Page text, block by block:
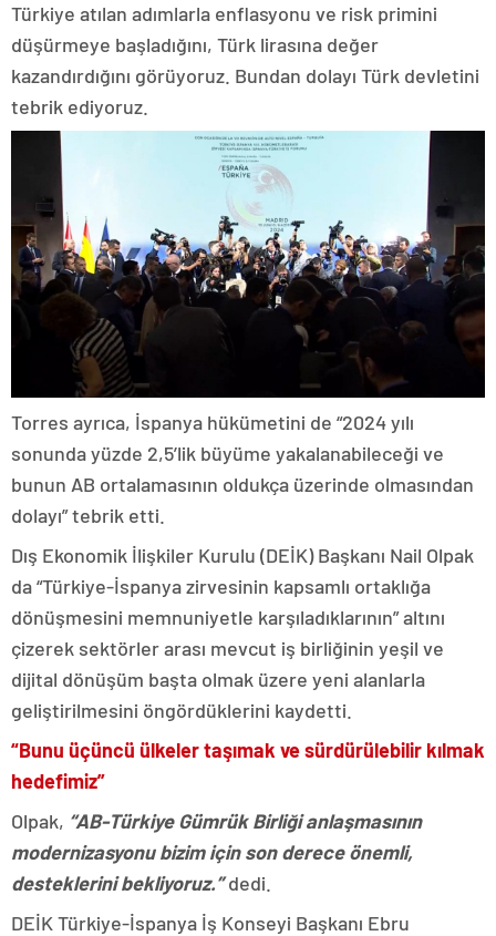
Türkiye atılan adımlarla enflasyonu ve risk primini
düşürmeye başladığını, Türk lirasına değer
kazandırdığını görüyoruz. Bundan dolayı Türk devletini
tebrik ediyoruz.
Torres ayrıca, İspanya hükümetini de “2024 yılı
sonunda yüzde 2,5’lik büyüme yakalanabileceği ve
bunun AB ortalamasının oldukça üzerinde olmasından
dolayı” tebrik etti.
Dış Ekonomik İlişkiler Kurulu (DEİK) Başkanı Nail Olpak
da “Türkiye-İspanya zirvesinin kapsamlı ortaklığa
dönüşmesini memnuniyetle karşıladıklarının” altını
çizerek sektörler arası mevcut iş birliğinin yeşil ve
dijital dönüşüm başta olmak üzere yeni alanlarla
geliştirilmesini öngördüklerini kaydetti.
“Bunu üçüncü ülkeler taşımak ve sürdürülebilir kılmak
hedefimiz”
Olpak, “AB-Türkiye Gümrük Birliği anlaşmasının
modernizasyonu bizim için son derece önemli,
desteklerini bekliyoruz.”dedi.
DEİK Türkiye-İspanya İş Konseyi Başkanı Ebru